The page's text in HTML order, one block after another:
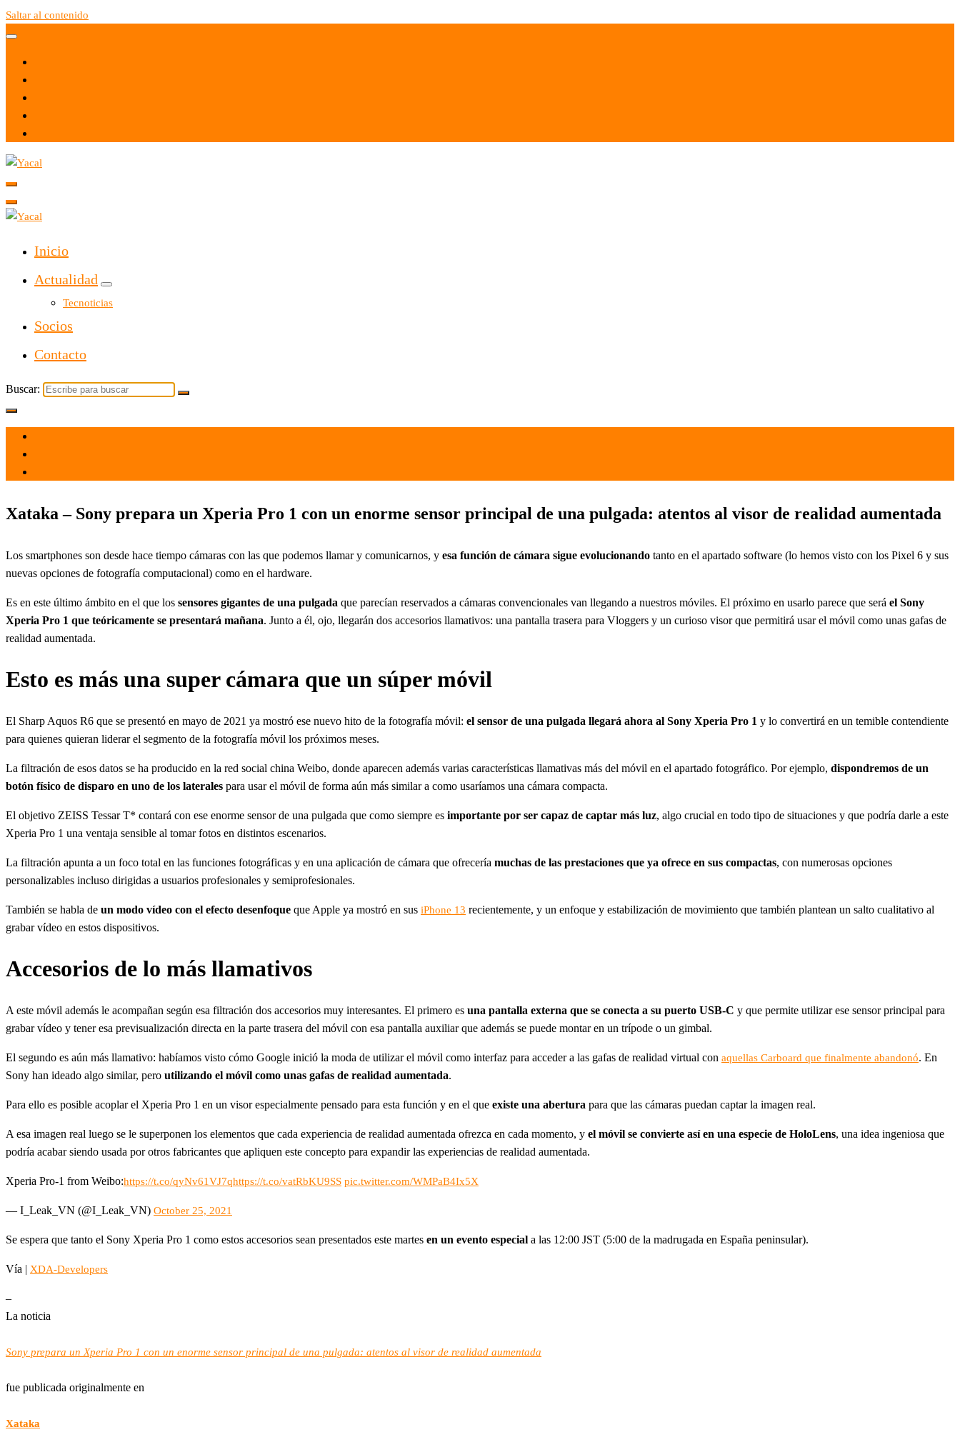
Saltar al contenido
Yacal micro hosting
Inicio
Actualidad
Tecnoticias
Socios
Contacto
Buscar:
Xataka – Sony prepara un Xperia Pro 1 con un enorme sensor principal de una pulgada: atentos al visor de realidad aumentada
Los smartphones son desde hace tiempo cámaras con las que podemos llamar y comunicarnos, y esa función de cámara sigue evolucionando tanto en el apartado software (lo hemos visto con los Pixel 6 y sus
nuevas opciones de fotografía computacional) como en el hardware.
Es en este último ámbito en el que los sensores gigantes de una pulgada que parecían reservados a cámaras convencionales van llegando a nuestros móviles. El próximo en usarlo parece que será el Sony
Xperia Pro 1 que teóricamente se presentará mañana. Junto a él, ojo, llegarán dos accesorios llamativos: una pantalla trasera para Vloggers y un curioso visor que permitirá usar el móvil como unas gafas de
realidad aumentada.
Esto es más una super cámara que un súper móvil
El Sharp Aquos R6 que se presentó en mayo de 2021 ya mostró ese nuevo hito de la fotografía móvil: el sensor de una pulgada llegará ahora al Sony Xperia Pro 1 y lo convertirá en un temible contendiente
para quienes quieran liderar el segmento de la fotografía móvil los próximos meses.
La filtración de esos datos se ha producido en la red social china Weibo, donde aparecen además varias características llamativas más del móvil en el apartado fotográfico. Por ejemplo, dispondremos de un
botón físico de disparo en uno de los laterales para usar el móvil de forma aún más similar a como usaríamos una cámara compacta.
El objetivo ZEISS Tessar T* contará con ese enorme sensor de una pulgada que como siempre es importante por ser capaz de captar más luz, algo crucial en todo tipo de situaciones y que podría darle a este
Xperia Pro 1 una ventaja sensible al tomar fotos en distintos escenarios.
La filtración apunta a un foco total en las funciones fotográficas y en una aplicación de cámara que ofrecería muchas de las prestaciones que ya ofrece en sus compactas, con numerosas opciones
personalizables incluso dirigidas a usuarios profesionales y semiprofesionales.
También se habla de un modo vídeo con el efecto desenfoque que Apple ya mostró en sus iPhone 13 recientemente, y un enfoque y estabilización de movimiento que también plantean un salto cualitativo al
grabar vídeo en estos dispositivos.
Accesorios de lo más llamativos
A este móvil además le acompañan según esa filtración dos accesorios muy interesantes. El primero es una pantalla externa que se conecta a su puerto USB-C y que permite utilizar ese sensor principal para
grabar vídeo y tener esa previsualización directa en la parte trasera del móvil con esa pantalla auxiliar que además se puede montar en un trípode o un gimbal.
El segundo es aún más llamativo: habíamos visto cómo Google inició la moda de utilizar el móvil como interfaz para acceder a las gafas de realidad virtual con aquellas Carboard que finalmente abandonó. En
Sony han ideado algo similar, pero utilizando el móvil como unas gafas de realidad aumentada.
Para ello es posible acoplar el Xperia Pro 1 en un visor especialmente pensado para esta función y en el que existe una abertura para que las cámaras puedan captar la imagen real.
A esa imagen real luego se le superponen los elementos que cada experiencia de realidad aumentada ofrezca en cada momento, y el móvil se convierte así en una especie de HoloLens, una idea ingeniosa que
podría acabar siendo usada por otros fabricantes que apliquen este concepto para expandir las experiencias de realidad aumentada.
Xperia Pro-1 from Weibo:https://t.co/qyNv61VJ7qhttps://t.co/vatRbKU9SS pic.twitter.com/WMPaB4Ix5X
— I_Leak_VN (@I_Leak_VN) October 25, 2021
Se espera que tanto el Sony Xperia Pro 1 como estos accesorios sean presentados este martes en un evento especial a las 12:00 JST (5:00 de la madrugada en España peninsular).
Vía | XDA-Developers
–
La noticia
Sony prepara un Xperia Pro 1 con un enorme sensor principal de una pulgada: atentos al visor de realidad aumentada
fue publicada originalmente en
Xataka